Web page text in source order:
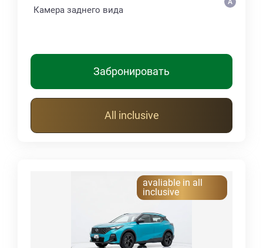
Камера заднего вида
Забронировать
All inclusive
avaliable in all
inclusive